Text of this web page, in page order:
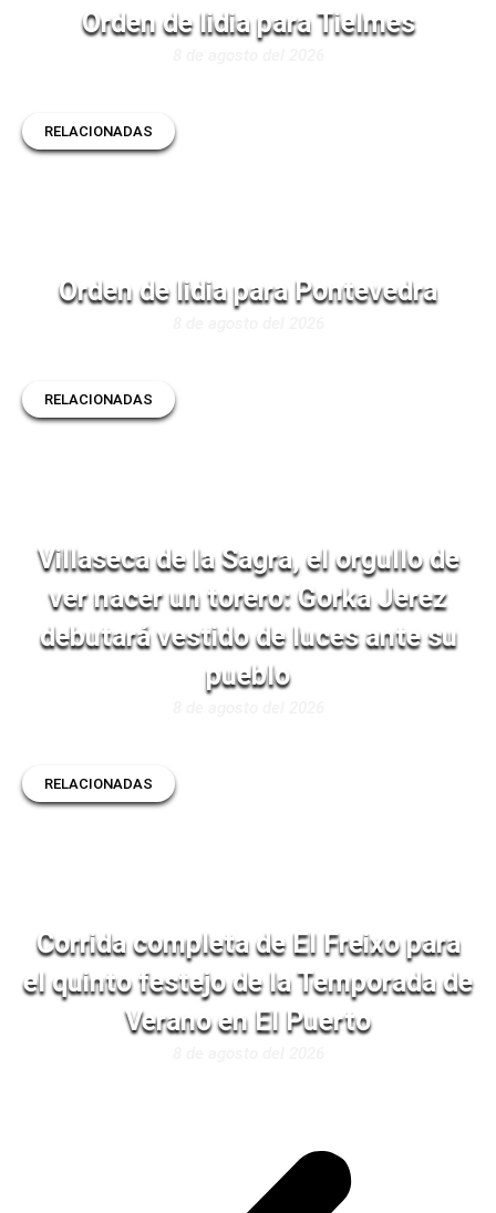
Orden de lidia para Tielmes
RELACIONADAS
Orden de lidia para Pontevedra
RELACIONADAS
Villaseca de la Sagra, el orgullo de
ver nacer un torero: Gorka Jerez
debutará vestido de luces ante su
pueblo
RELACIONADAS
Corrida completa de El Freixo para
el quinto festejo de la Temporada de
Verano en El Puerto